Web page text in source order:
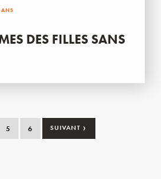
ANS
DES FILLES SANS
5 6 SUIVANT ›